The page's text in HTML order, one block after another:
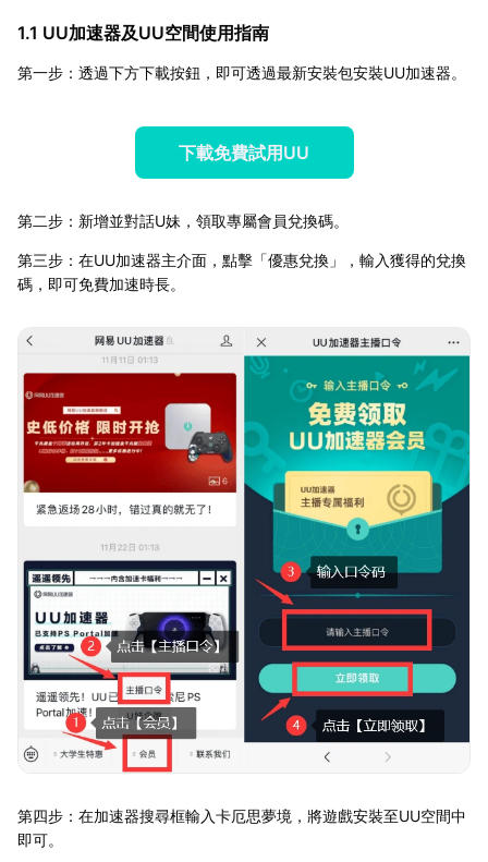
1.1 UU加速器及UU空間使用指南
第一步：透過下方下載按鈕，即可透過最新安裝包安裝UU加速器。
下載免費試用UU
第二步：新增並對話U妹，領取專屬會員兌換碼。
第三步：在UU加速器主介面，點擊「優惠兌換」，輸入獲得的兌換
碼，即可免費加速時長。
第四步：在加速器搜尋框輸入卡厄思夢境，將遊戲安裝至UU空間中
即可。